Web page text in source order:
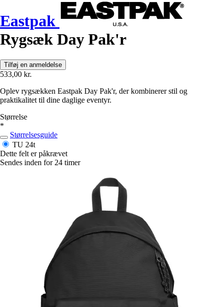
Eastpak
Rygsæk Day Pak'r
Tilføj en anmeldelse
533,00 kr.
Oplev rygsækken Eastpak Day Pak'r, der kombinerer stil og
praktikalitet til dine daglige eventyr.
Størrelse
*
Størrelsesguide
TU 24t
Dette felt er påkrævet
Sendes inden for 24 timer